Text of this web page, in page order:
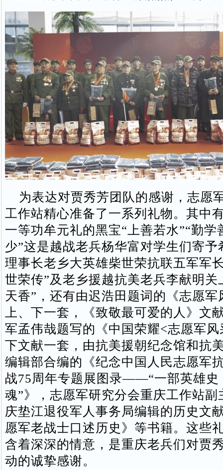
为表达对贾秀芳团队的感谢，志愿
工作站精心准备了一系列礼物。其中
一等功牟元礼的黑宝“上善若水”“勤学
少”这是越战老兵杨华富对学生们寄予
理事长老乡大英雄柴世荣抗联五军军
世荣传”及老乡援越抗美老兵李献明关
天香”，还有由迟浩田题词的《志愿军
上、下一套，《致敬最可爱的人》文
军孟伟哉题写的《中国荣耀<志愿军
下文献一套，由抗美援朝纪念馆和抗
编辑部合编的《纪念中国人民志愿军
战75周年专题展图录——“一部英雄史
魂”》，志愿军研究分会重庆工作站副
庆垫江退役军人事务局编辑的历史文
愿军老战士口述历史》等书籍。这些
含着深深的情意，是重庆老兵们对贾
动的诚挚感谢。